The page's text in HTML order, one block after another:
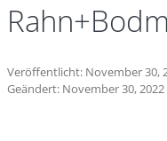
Veröffentlicht: November 30,
Geändert: November 30, 2022